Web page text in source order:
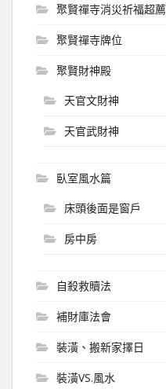
聚賢禪寺消災祈福超
聚賢禪寺牌位
聚賢財神殿
天官文財神
天官武財神
臥室風水篇
床頭後面是窗戶
房中房
自殺救贖法
補財庫法會
裝潢、搬新家擇日
裝潢VS.風水